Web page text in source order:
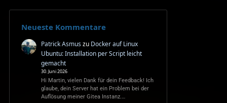
Neueste Kommentare
Patrick Asmuszu Docker auf Linux
Ubuntu: Installation per Script leicht
gemacht
30. Juni 2026
Hi Martin, vielen Dank für dein Feedback! Ich
glaube, dein Server hat ein Problem bei der
Auflösung meiner Gitea Instanz.…